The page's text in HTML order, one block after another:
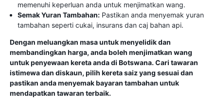
memenuhi keperluan anda untuk menjimatkan wang.
Semak Yuran Tambahan: Pastikan anda menyemak yuran
tambahan seperti cukai, insurans dan caj bahan api.
Dengan meluangkan masa untuk menyelidik dan
membandingkan harga, anda boleh menjimatkan wang
untuk penyewaan kereta anda di Botswana. Cari tawaran
istimewa dan diskaun, pilih kereta saiz yang sesuai dan
pastikan anda menyemak bayaran tambahan untuk
mendapatkan tawaran terbaik.